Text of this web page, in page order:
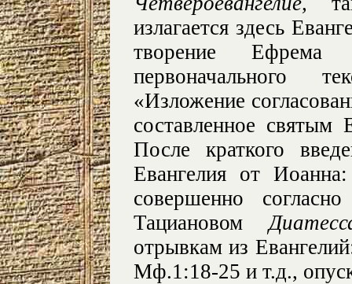
излагается здесь
творение
первоначального
«Изложение
составленное
После краткого
Евангелия от
совершенно
Тациановом
отрывкам из
Мф.1:18-25 и т.д.,